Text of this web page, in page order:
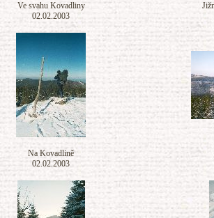
Ve svahu Kovadliny
02.02.2003
Na Kovadlině
02.02.2003